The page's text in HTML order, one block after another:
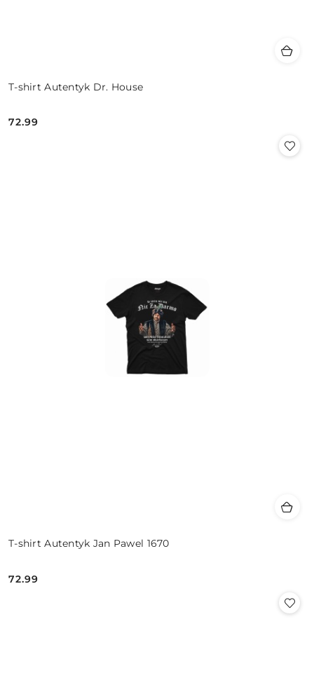
T-shirt Autentyk Dr. House
Cena:
72.99
T-shirt Autentyk Jan Pawel 1670
Cena:
72.99